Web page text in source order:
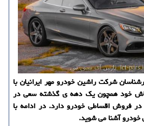
شركت راشین خودرو مهر ایرانیان با
خود همچون یك دهه ی گذشته سعی در
فروش اقساطی خودرو دارد. در ادامه با
آشنا می شوید.